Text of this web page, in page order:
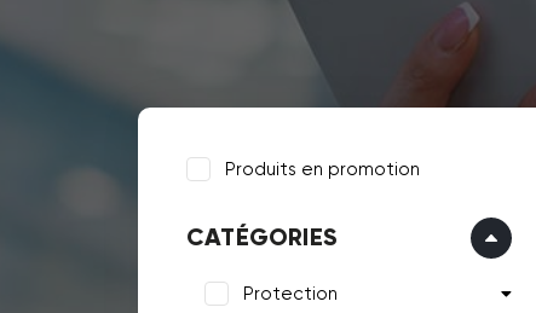
Produits en promotion
CATÉGORIES
Protection